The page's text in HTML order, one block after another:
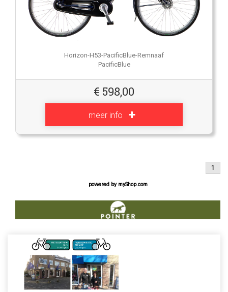
Horizon-H53-PacificBlue-Remnaaf
PacificBlue
€ 598,00
meer info
1
powered by myShop.com